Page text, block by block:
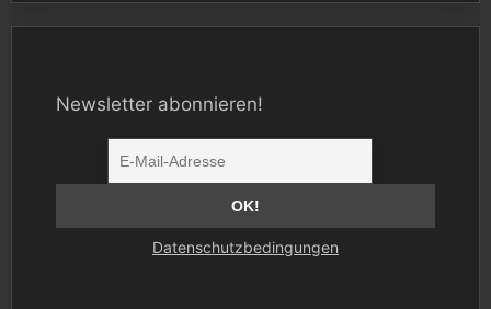
Newsletter abonnieren!
Datenschutzbedingungen